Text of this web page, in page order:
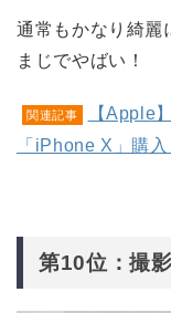
通常もかなり綺麗
まじでやばい！
関連記事
【Apple
「iPhone X」購
第10位：撮